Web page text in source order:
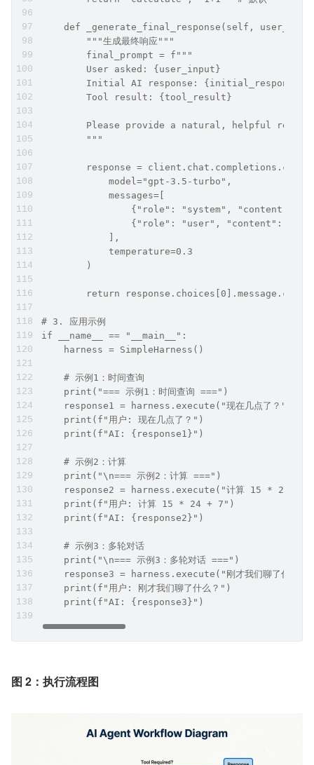
def _generate_final_response(self,
        """生成最终响应"""
        final_prompt = f"""
        User asked: {user_input}
        Initial AI response: {initial_response}
        Tool result: {tool_result}
Please provide a natural, helpful
        """
response =
            model="gpt-3.5-turbo",
            messages=[
{"role": "system", "content":
{"role": "user", "content":
            ],
            temperature=0.3
        )
return
# 3. 应用示例
if __name__ == "__main__":
    harness = SimpleHarness()
    # 示例1：时间查询
    print("=== 示例1：时间查询 ===")
    response1 = harness.execute("现在几点了？")
    print(f"用户: 现在几点了？")
    print(f"AI: {response1}")
    # 示例2：计算
    print("\n=== 示例2：计算 ===")
response2 = harness.execute("计算 15 * 24 +
    print(f"用户: 计算 15 * 24 + 7")
    print(f"AI: {response2}")
    # 示例3：多轮对话
    print("\n=== 示例3：多轮对话 ===")
response3 = harness.execute("刚才我们聊了什么？
    print(f"用户: 刚才我们聊了什么？")
    print(f"AI: {response3}")
图 2：执行流程图